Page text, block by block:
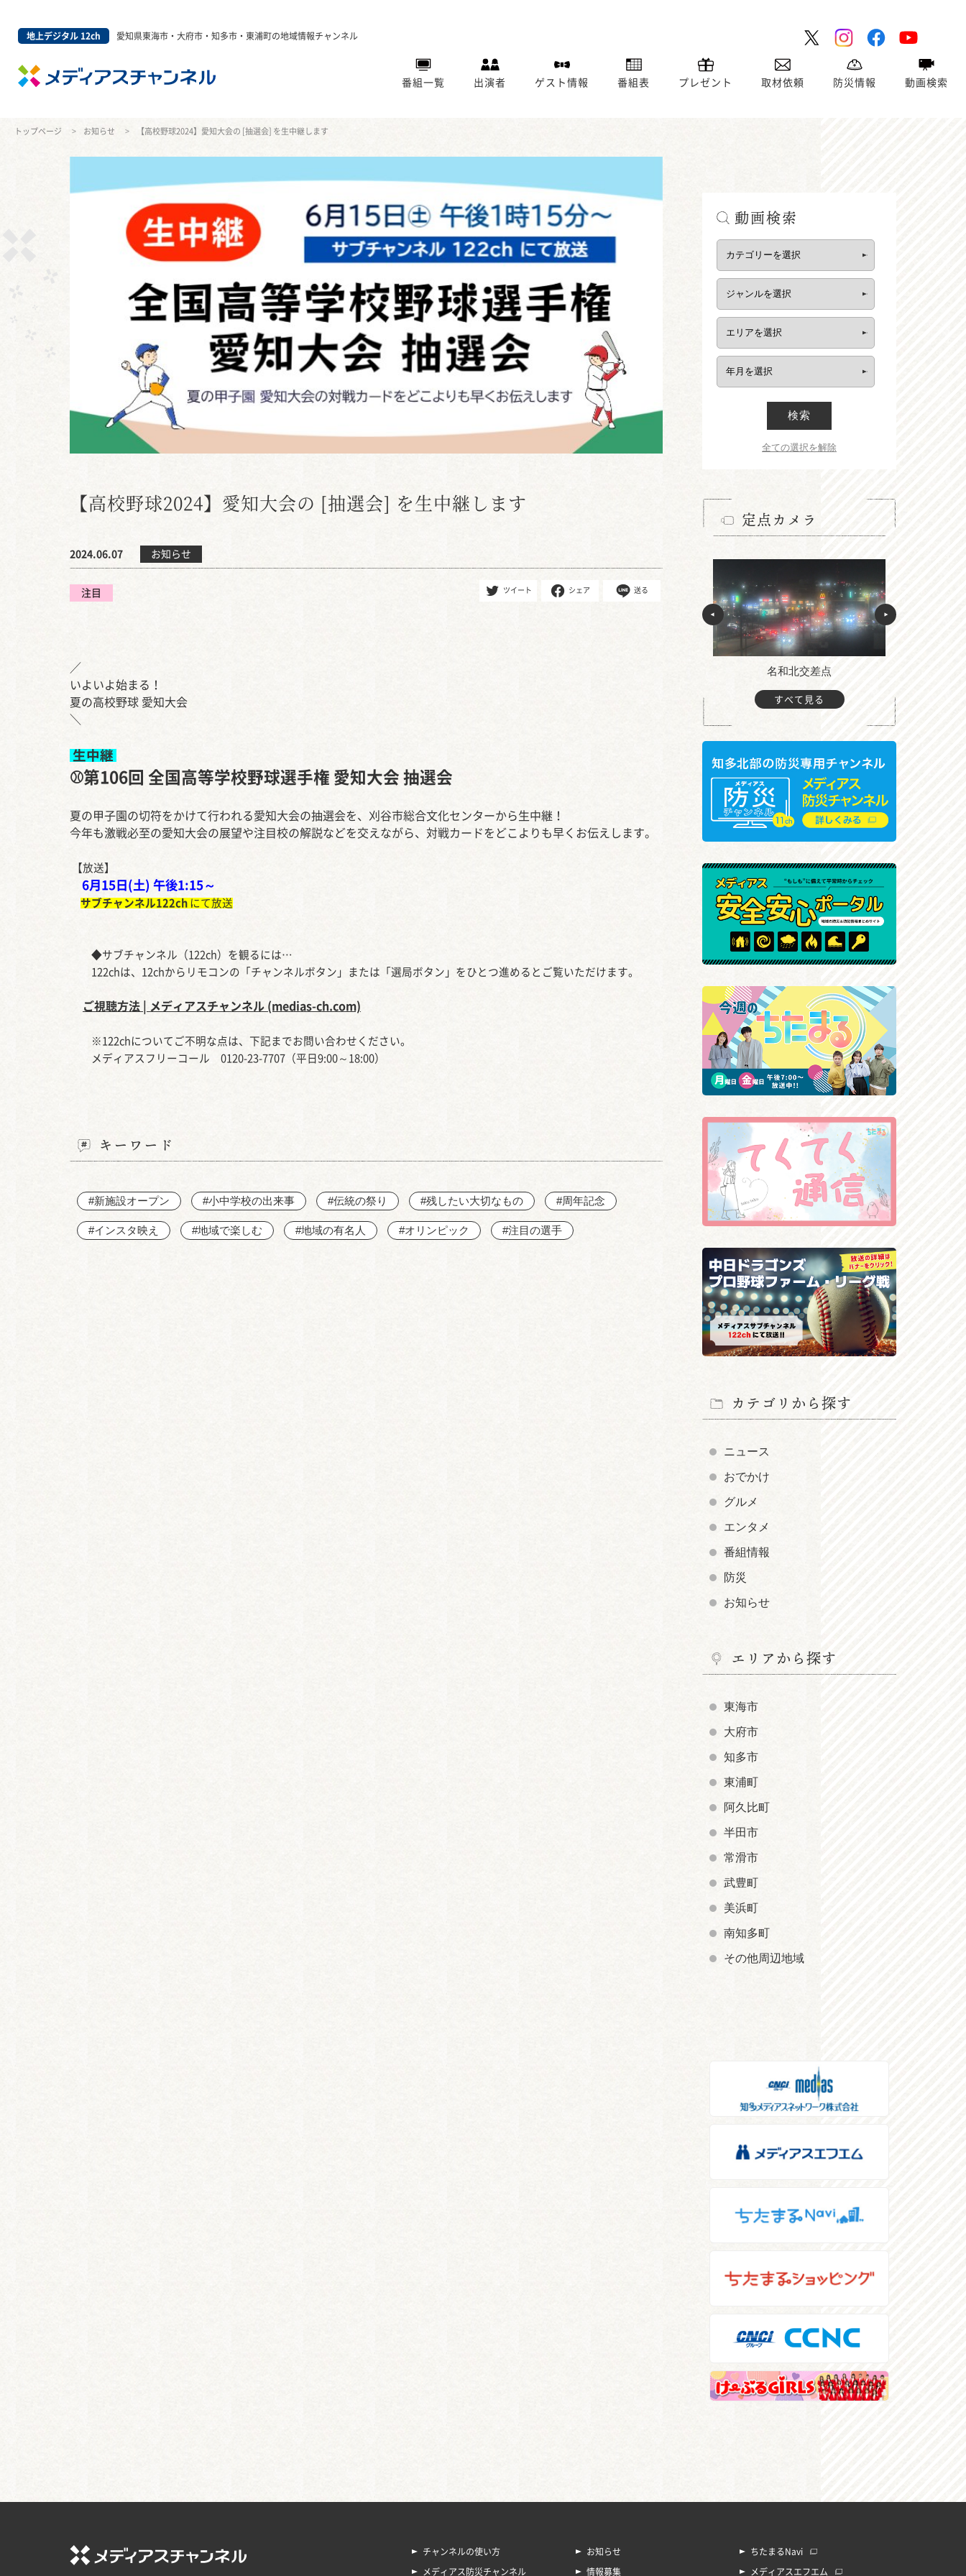
地上デジタル 12ch 愛知県東海市・大府市・知多市・東浦町の地域情報チャンネル
番組一覧 出演者 ゲスト情報 番組表 プレゼント 取材依頼 防災情報 動画検索
トップページ お知らせ 【高校野球2024】愛知大会の [抽選会] を生中継します
【高校野球2024】愛知大会の [抽選会] を生中継します
2024.06.07 お知らせ
注目 ツイート シェア 送る
／
いよいよ始まる！
夏の高校野球 愛知大会
＼
生中継
⚾第106回 全国高等学校野球選手権 愛知大会 抽選会
夏の甲子園の切符をかけて行われる愛知大会の抽選会を、刈谷市総合文化センターから生中継！
今年も激戦必至の愛知大会の展望や注目校の解説などを交えながら、対戦カードをどこよりも早くお伝えします。
【放送】
6月15日(土) 午後1:15～
サブチャンネル122ch にて放送
◆サブチャンネル（122ch）を観るには…
122chは、12chからリモコンの「チャンネルボタン」または「選局ボタン」をひとつ進めるとご覧いただけます。
ご視聴方法 | メディアスチャンネル (medias-ch.com)
※122chについてご不明な点は、下記までお問い合わせください。
メディアスフリーコール 0120-23-7707（平日9:00～18:00）
キーワード
#新施設オープン #小中学校の出来事 #伝統の祭り #残したい大切なもの #周年記念
#インスタ映え #地域で楽しむ #地域の有名人 #オリンピック #注目の選手
動画検索
検索
全ての選択を解除
定点カメラ
名和北交差点
すべて見る
カテゴリから探す
ニュース
おでかけ
グルメ
エンタメ
番組情報
防災
お知らせ
エリアから探す
東海市
大府市
知多市
東浦町
阿久比町
半田市
常滑市
武豊町
美浜町
南知多町
その他周辺地域
チャンネルの使い方
メディアス防災チャンネル
お知らせ
情報募集
ちたまるNavi
メディアスエフエム